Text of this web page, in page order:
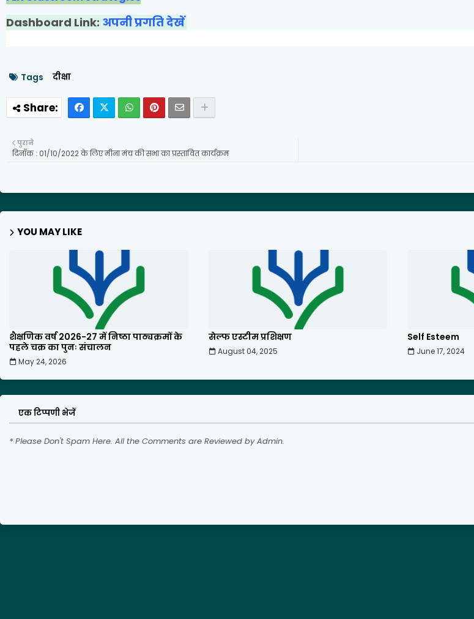
Dashboard Link: अपनी प्रगति देखें
Tags दीक्षा
पुराने
दिनाँक : 01/10/2022 के लिए मीना मंच की सभा का प्रस्तावित कार्यक्रम
YOU MAY LIKE
शैक्षणिक वर्ष 2026-27 में निष्ठा पाठ्यक्रमों के
पहले चक्र का पुनः संचालन
May 24, 2026
सेल्फ एस्टीम प्रशिक्षण
August 04, 2025
Self Esteem
June 17, 2024
एक टिप्पणी भेजें
* Please Don't Spam Here. All the Comments are Reviewed by Admin.